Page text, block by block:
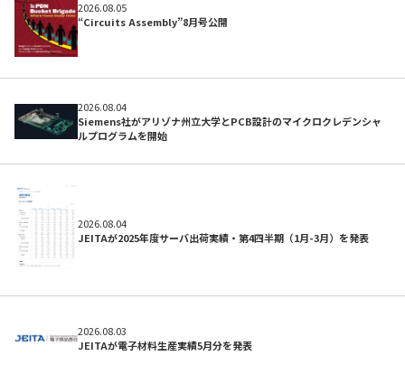
よくある質問
2026.08.05
“Circuits Assembly”8月号公開
2026.08.04
Siemens社がアリゾナ州立大学とPCB設計のマイクロクレデンシャ
ルプログラムを開始
2026.08.04
JEITAが2025年度サーバ出荷実績・第4四半期（1月-3月）を発表
2026.08.03
JEITAが電子材料生産実績5月分を発表